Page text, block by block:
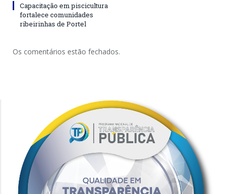
Capacitação em piscicultura
fortalece comunidades
ribeirinhas de Portel
Os comentários estão fechados.